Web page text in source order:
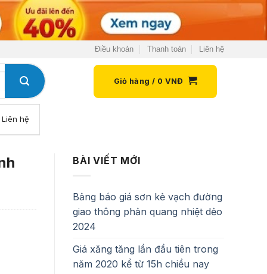
Điều khoản Thanh toán Liên hệ
Giỏ hàng / 0 VNĐ
Liên hệ
BÀI VIẾT MỚI
Bảng báo giá sơn kẻ vạch đường
giao thông phản quang nhiệt dẻo
2024
Giá xăng tăng lần đầu tiên trong
năm 2020 kể từ 15h chiều nay